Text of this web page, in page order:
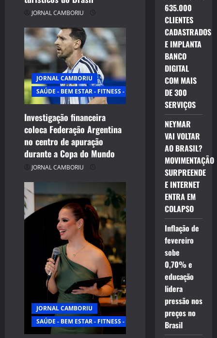
JORNAL CAMBORIU
JORNAL CAMBORIU
SAÚDE - BEM ESTAR - FITNESS - ESPORTE
Investigação financeira
coloca Federação Argentina
no centro de apuração
durante a Copa do Mundo
JORNAL CAMBORIU
JORNAL CAMBORIU
SAÚDE - BEM ESTAR - FITNESS - ESPORTE
635.000
CLIENTES
CADASTRADOS
E IMPLANTA
BANCO
DIGITAL
COM MAIS
DE 300
SERVIÇOS
NEYMAR
VAI VOLTAR
AO BRASIL?
MOVIMENTAÇÃO
SURPREENDE
E INTERNET
ENTRA EM
COLAPSO
Inflação de
fevereiro
sobe
0,70% e
educação
lidera
pressão nos
preços no
Brasil